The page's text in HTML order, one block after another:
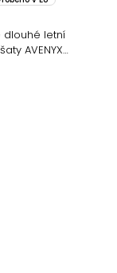
dlouhé letní
AVENYXA